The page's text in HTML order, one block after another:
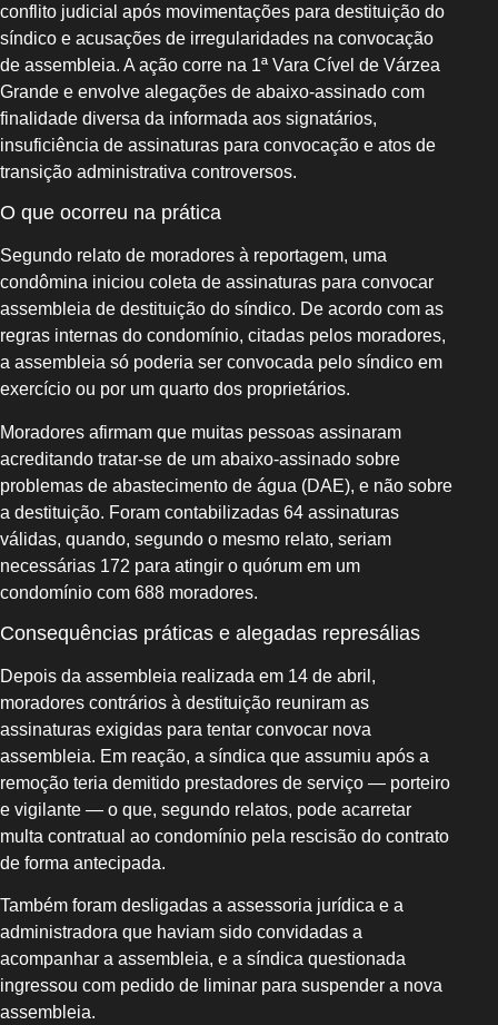
conflito judicial após movimentações para destituição do
síndico e acusações de irregularidades na convocação
de assembleia. A ação corre na 1ª Vara Cível de Várzea
Grande e envolve alegações de abaixo‑assinado com
finalidade diversa da informada aos signatários,
insuficiência de assinaturas para convocação e atos de
transição administrativa controversos.
O que ocorreu na prática
Segundo relato de moradores à reportagem, uma
condômina iniciou coleta de assinaturas para convocar
assembleia de destituição do síndico. De acordo com as
regras internas do condomínio, citadas pelos moradores,
a assembleia só poderia ser convocada pelo síndico em
exercício ou por um quarto dos proprietários.
Moradores afirmam que muitas pessoas assinaram
acreditando tratar‑se de um abaixo‑assinado sobre
problemas de abastecimento de água (DAE), e não sobre
a destituição. Foram contabilizadas 64 assinaturas
válidas, quando, segundo o mesmo relato, seriam
necessárias 172 para atingir o quórum em um
condomínio com 688 moradores.
Consequências práticas e alegadas represálias
Depois da assembleia realizada em 14 de abril,
moradores contrários à destituição reuniram as
assinaturas exigidas para tentar convocar nova
assembleia. Em reação, a síndica que assumiu após a
remoção teria demitido prestadores de serviço — porteiro
e vigilante — o que, segundo relatos, pode acarretar
multa contratual ao condomínio pela rescisão do contrato
de forma antecipada.
Também foram desligadas a assessoria jurídica e a
administradora que haviam sido convidadas a
acompanhar a assembleia, e a síndica questionada
ingressou com pedido de liminar para suspender a nova
assembleia.